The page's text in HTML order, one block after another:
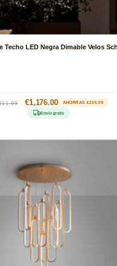
Techo LED Negra Dimable Velos
Precio
de
oferta
€1,176.00 AHORRAS €235.99
Envío gratis